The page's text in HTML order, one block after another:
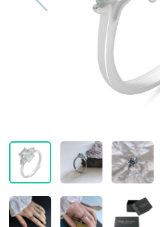
Серебряные колье
Серебряные
Серебряные